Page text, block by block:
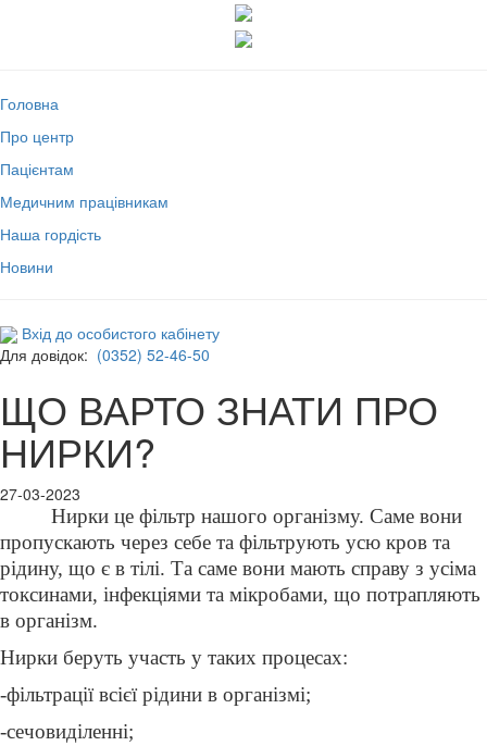
Головна
Про центр
Пацієнтам
Медичним працівникам
Наша гордість
Новини
Вхід до особистого кабінету
Для довідок: (0352) 52-46-50
ЩО ВАРТО ЗНАТИ ПРО
НИРКИ?
27-03-2023
Нирки це фільтр нашого організму. Саме вони
пропускають через себе та фільтрують усю кров та
рідину, що є в тілі. Та саме вони мають справу з усіма
токсинами, інфекціями та мікробами, що потрапляють
в організм.
Нирки беруть участь у таких процесах:
-фільтрації всієї рідини в організмі;
-сечовиділенні;